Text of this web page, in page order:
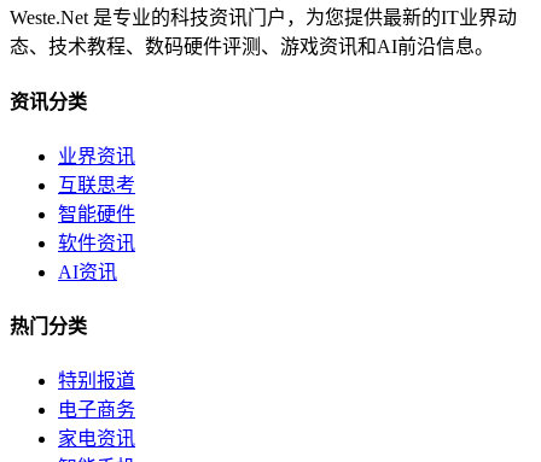
Weste.Net 是专业的科技资讯门户，为您提供最新的IT业界动
态、技术教程、数码硬件评测、游戏资讯和AI前沿信息。
资讯分类
业界资讯
互联思考
智能硬件
软件资讯
AI资讯
热门分类
特别报道
电子商务
家电资讯